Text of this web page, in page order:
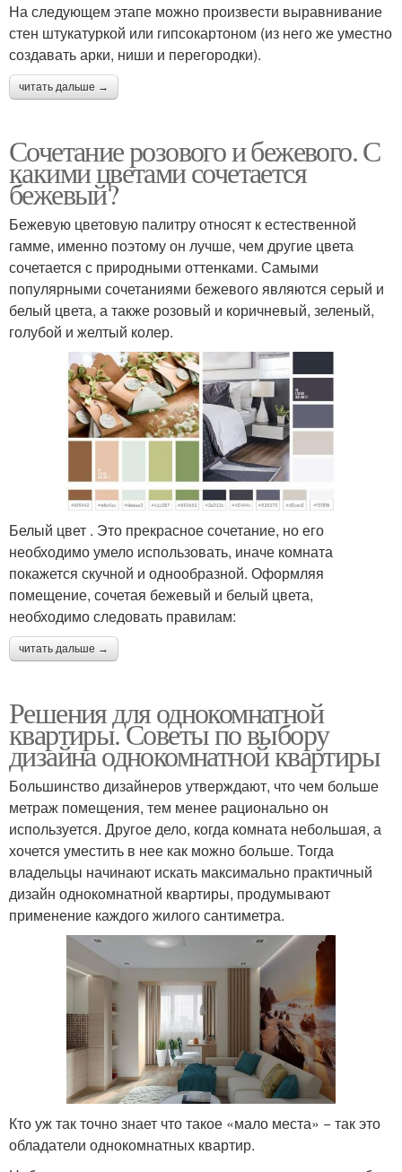
На следующем этапе можно произвести выравнивание
стен штукатуркой или гипсокартоном (из него же уместно
создавать арки, ниши и перегородки).
читать дальше →
Сочетание розового и бежевого. С
какими цветами сочетается
бежевый?
Бежевую цветовую палитру относят к естественной
гамме, именно поэтому он лучше, чем другие цвета
сочетается с природными оттенками. Самыми
популярными сочетаниями бежевого являются серый и
белый цвета, а также розовый и коричневый, зеленый,
голубой и желтый колер.
Белый цвет . Это прекрасное сочетание, но его
необходимо умело использовать, иначе комната
покажется скучной и однообразной. Оформляя
помещение, сочетая бежевый и белый цвета,
необходимо следовать правилам:
читать дальше →
Решения для однокомнатной
квартиры. Советы по выбору
дизайна однокомнатной квартиры
Большинство дизайнеров утверждают, что чем больше
метраж помещения, тем менее рационально он
используется. Другое дело, когда комната небольшая, а
хочется уместить в нее как можно больше. Тогда
владельцы начинают искать максимально практичный
дизайн однокомнатной квартиры, продумывают
применение каждого жилого сантиметра.
Кто уж так точно знает что такое «мало места» − так это
обладатели однокомнатных квартир.